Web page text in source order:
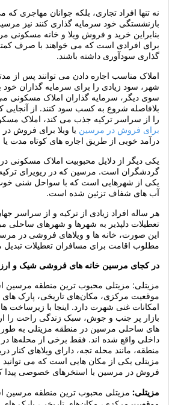
نه تنها افراد تجاری، بلکه جوانان مهاجری که
بازنشستگی خود سرمایه گذاری کنند نیز
بنابراین خرید و فروش ویلا و خانه مسکونی
برای افرادی است که می خواهند با صرف
گذاری سودآوری داشته باشند.
املاک مناسب اجاره دادن می توانند پس از
شهر، سود زیادی را برای سرمایه گذاران خود به
سوی دیگر، سرمایه گذاران املاک مسکونی می
بلافاصله شروع به کسب سود کنند. از آنجایی
را از سراسر ترکیه جذب می کند، املاک
برای فروش در مرسینیا ویلا برای فروش
درآمد خوبی از طریق اجاره های کوتاه مدت یا
یکی دیگر از دلایل محبوبیت املاک مسکونی
گردشگران است. مرسین که در ریویرای
یکی از شهرهایی است که با سواحل شنی خوب،
آب های شفاف تزئین شده است.
هر ساله افراد زیادی از ترکیه و از سراسر
تعطیلات دلپذیر به شهرها و شهرهای ساحلی
این صورت، خانه ها و ویلاهای فروشی در
مطلوب اقامت برای مسافران تعطیلات تبدیل
در کجای مرسین خانه های فروشی شیک و
مزیتلی: مزیتلی محبوب‌ ترین منطقه مرسین
موقعیت مرکزی، مکان‌های تاریخی، پارک‌ های
امکانات غنی شهرت دارد. اینجا با زیرساخت
بازار پر جنب و جوش، سبک زندگی راحت را
های ساحلی مرسین در منطقه مزیتلی به طور
داخلی واقع شده اند. فقط برخی از محله‌ها
منطقه، مانند محله تجه، دارای ویلاهای کنار
مزیتلی یکی از مکان هایی است که می توانید
فروش در مرسین با استخرهای خصوصی پیدا
مزیتلی:
مزیتلی محبوب‌ ترین منطقه مرسین
موقعیت مرکزی، مکان‌های تاریخی، پارک‌ های